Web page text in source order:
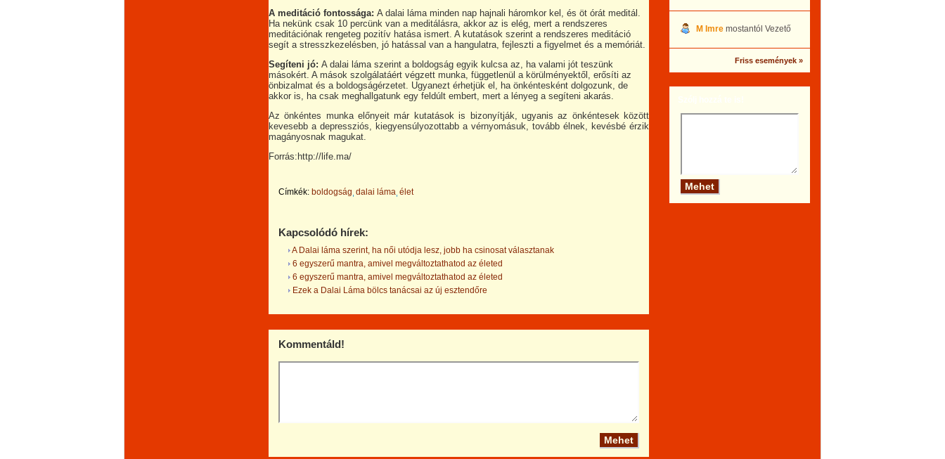
A meditáció fontossága: A dalai láma minden nap hajnali háromkor kel, és öt órát meditál.
Ha nekünk csak 10 percünk van a meditálásra, akkor az is elég, mert a rendszeres
meditációnak rengeteg pozitív hatása ismert. A kutatások szerint a rendszeres meditáció
segít a stresszkezelésben, jó hatással van a hangulatra, fejleszti a figyelmet és a memóriát.
Segíteni jó: A dalai láma szerint a boldogság egyik kulcsa az, ha valami jót teszünk
másokért. A mások szolgálatáért végzett munka, függetlenül a körülményektől, erősíti az
önbizalmat és a boldogságérzetet. Ugyanezt érhetjük el, ha önkéntesként dolgozunk, de
akkor is, ha csak meghallgatunk egy feldúlt embert, mert a lényeg a segíteni akarás.
Az önkéntes munka előnyeit már kutatások is bizonyítják, ugyanis az önkéntesek között
kevesebb a depressziós, kiegyensúlyozottabb a vérnyomásuk, tovább élnek, kevésbé érzik
magányosnak magukat.
Forrás:http://life.ma/
Címkék: boldogság dalai láma élet
Kapcsolódó hírek:
A Dalai láma szerint, ha női utódja lesz, jobb ha csinosat választanak
6 egyszerű mantra, amivel megváltoztathatod az életed
6 egyszerű mantra, amivel megváltoztathatod az életed
Ezek a Dalai Láma bölcs tanácsai az új esztendőre
Kommentáld!
M Imre mostantól Vezető
Friss események »